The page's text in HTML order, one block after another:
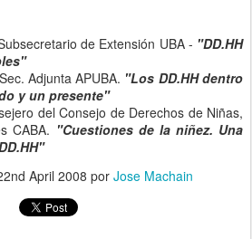
de Extensión UBA - "DD.HH
Adjunta APUBA. "Los DD.HH dentro
y un presente"
del Consejo de Derechos de Niñas,
CABA. "Cuestiones de la niñez. Una
April 2008 por Jose Machain